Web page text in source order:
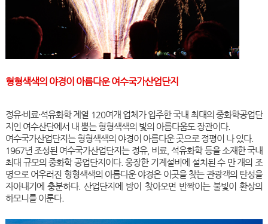
형형색색의 야경이 아름다운 여수국가산업단지
정유·비료·석유화학 계열 120여개 업체가 입주한 국내 최대의 중화학공업단
지인 여수산단에서 내 뿜는 형형색색의 빛의 아름다움도 장관이다.
여수국가산업단지는 형형색색의 야경이 아름다운 곳으로 정평이 나 있다.
1967년 조성된 여수국가산업단지는 정유, 비료, 석유화학 등을 소재한 국내
최대 규모의 중화학 공업단지이다. 웅장한 기계설비에 설치된 수 만 개의 조
명으로 어우러진 형형색색의 아름다운 야경은 이곳을 찾는 관광객의 탄성을
자아내기에 충분하다. 산업단지에 밤이 찾아오면 반짝이는 불빛이 환상의
하모니를 이룬다.